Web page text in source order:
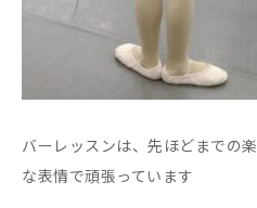
バーレッスンは、先ほどまでの
な表情で頑張っています